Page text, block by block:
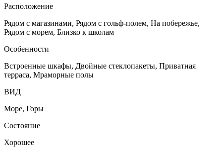
Расположение
Рядом с магазинами, Рядом с гольф-полем, На побережье,
Рядом с морем, Близко к школам
Особенности
Встроенные шкафы, Двойные стеклопакеты, Приватная
терраса, Мраморные полы
ВИД
Море, Горы
Состояние
Хорошее